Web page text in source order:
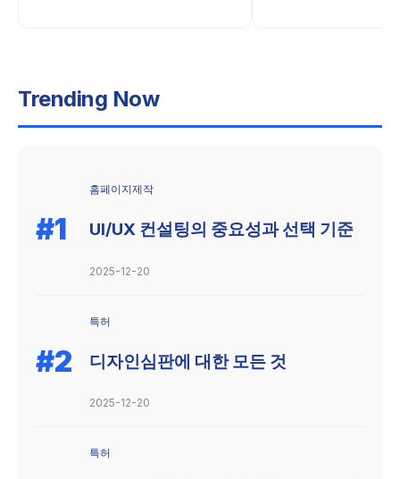
Trending Now
#1
홈페이지제작
UI/UX 컨설팅의 중요성과 선택 기준
2025-12-20
#2
특허
디자인심판에 대한 모든 것
2025-12-20
특허